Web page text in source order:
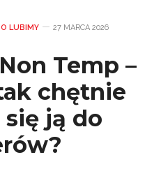
LUBIMY 27 MARCA 2026
Temp –
chętnie
ją do